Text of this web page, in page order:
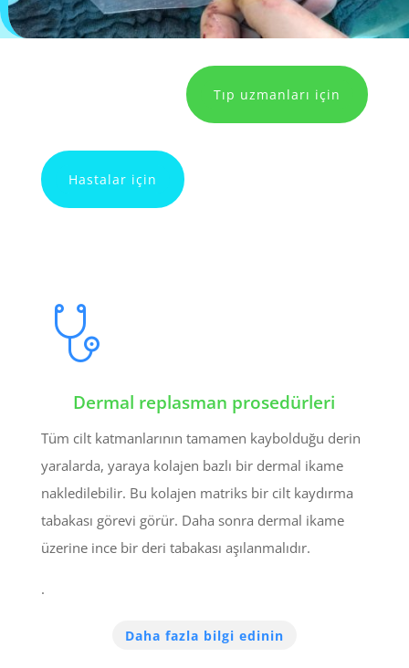
Tıp uzmanları için
Hastalar için
Dermal replasman prosedürleri
Tüm cilt katmanlarının tamamen kaybolduğu derin
yaralarda, yaraya kolajen bazlı bir dermal ikame
nakledilebilir. Bu kolajen matriks bir cilt kaydırma
tabakası görevi görür. Daha sonra dermal ikame
üzerine ince bir deri tabakası aşılanmalıdır.
.
Daha fazla bilgi edinin